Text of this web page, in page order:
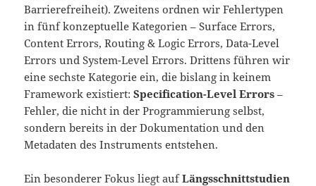
Barrierefreiheit). Zweitens ordnen wir Fehlertypen
in fünf konzeptuelle Kategorien – Surface Errors,
Content Errors, Routing & Logic Errors, Data-Level
Errors und System-Level Errors. Drittens führen wir
eine sechste Kategorie ein, die bislang in keinem
Framework existiert:Specification-Level Errors –
Fehler, die nicht in der Programmierung selbst,
sondern bereits in der Dokumentation und den
Metadaten des Instruments entstehen.
Ein besonderer Fokus liegt aufLängsschnittstudien